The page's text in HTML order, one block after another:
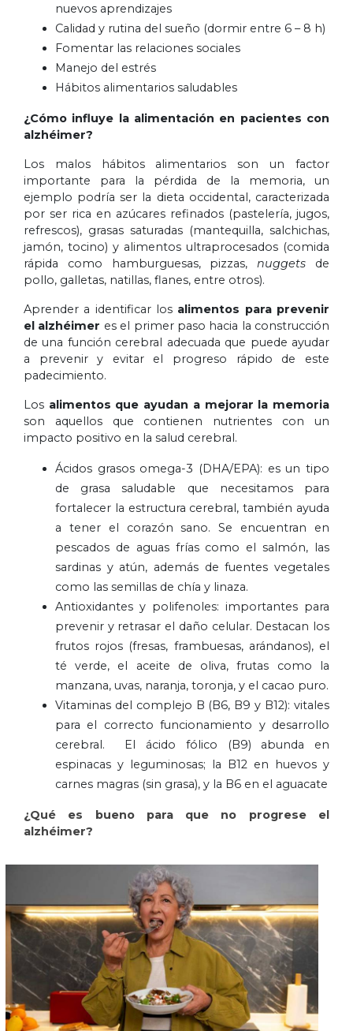
nuevos aprendizajes
Calidad y rutina del sueño (dormir entre 6 – 8 h)
Fomentar las relaciones sociales
Manejo del estrés
Hábitos alimentarios saludables
¿Cómo influye la alimentación en pacientes con
alzhéimer?
Los malos hábitos alimentarios son un factor
importante para la pérdida de la memoria, un
ejemplo podría ser la dieta occidental, caracterizada
por ser rica en azúcares refinados (pastelería, jugos,
refrescos), grasas saturadas (mantequilla, salchichas,
jamón, tocino) y alimentos ultraprocesados (comida
rápida como hamburguesas, pizzas,nuggets de
pollo, galletas, natillas, flanes, entre otros).
Aprender a identificar los alimentos para prevenir
el alzhéimer es el primer paso hacia la construcción
de una función cerebral adecuada que puede ayudar
a prevenir y evitar el progreso rápido de este
padecimiento.
Los alimentos que ayudan a mejorar la memoria
son aquellos que contienen nutrientes con un
impacto positivo en la salud cerebral.
Ácidos grasos omega-3 (DHA/EPA): es un tipo
de grasa saludable que necesitamos para
fortalecer la estructura cerebral, también ayuda
a tener el corazón sano. Se encuentran en
pescados de aguas frías como el salmón, las
sardinas y atún, además de fuentes vegetales
como las semillas de chía y linaza.
Antioxidantes y polifenoles: importantes para
prevenir y retrasar el daño celular. Destacan los
frutos rojos (fresas, frambuesas, arándanos), el
té verde, el aceite de oliva, frutas como la
manzana, uvas, naranja, toronja, y el cacao puro.
Vitaminas del complejo B (B6, B9 y B12): vitales
para el correcto funcionamiento y desarrollo
cerebral. El ácido fólico (B9) abunda en
espinacas y leguminosas; la B12 en huevos y
carnes magras (sin grasa), y la B6 en el aguacate
¿Qué es bueno para que no progrese el
alzhéimer?